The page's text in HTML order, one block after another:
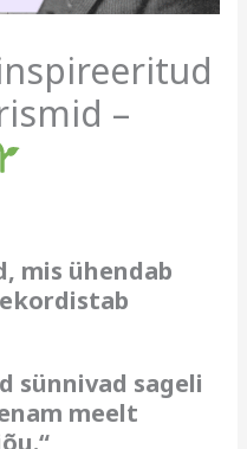
–
mis ühendab
sünnivad sageli
meelt